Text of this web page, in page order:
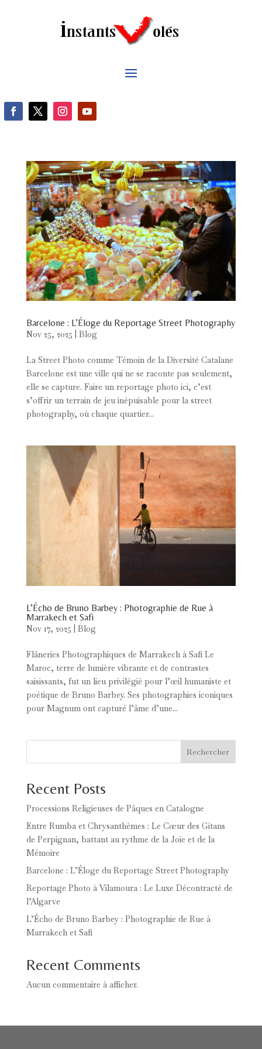
Barcelone : L’Éloge du Reportage Street Photography
Nov 25, 2025 Blog
La Street Photo comme Témoin de la Diversité Catalane
Barcelone est une ville qui ne se raconte pas seulement,
elle se capture. Faire un reportage photo ici, c’est
s’offrir un terrain de jeu inépuisable pour la street
photography, où chaque quartier...
L’Écho de Bruno Barbey : Photographie de Rue à
Marrakech et Safi
Nov 17, 2025 Blog
Flâneries Photographiques de Marrakech à Safi Le
Maroc, terre de lumière vibrante et de contrastes
saisissants, fut un lieu privilégié pour l’œil humaniste et
poétique de Bruno Barbey. Ses photographies iconiques
pour Magnum ont capturé l’âme d’une...
Rechercher
Recent Posts
Processions Religieuses de Pâques en Catalogne
Entre Rumba et Chrysanthèmes : Le Cœur des Gitans
de Perpignan, battant au rythme de la Joie et de la
Mémoire
Barcelone : L’Éloge du Reportage Street Photography
Reportage Photo à Vilamoura : Le Luxe Décontracté de
l’Algarve
L’Écho de Bruno Barbey : Photographie de Rue à
Marrakech et Safi
Recent Comments
Aucun commentaire à afficher.